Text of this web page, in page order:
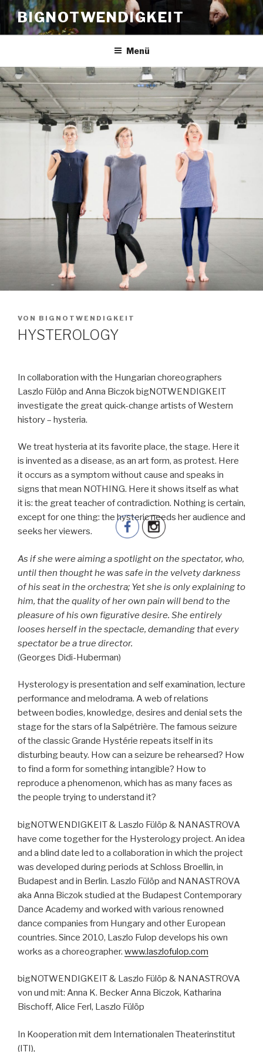
Zum
Inhalt
springen
BIGNOTWENDIGKEIT
Menü
VERÖFFENTLICHT
AM
VON BIGNOTWENDIGKEIT
HYSTEROLOGY
In collaboration with the Hungarian choreographers
Laszlo Fülöp and Anna Biczok bigNOTWENDIGKEIT
investigate the great quick-change artists of Western
history – hysteria.
We treat hysteria at its favorite place, the stage. Here it
is invented as a disease, as an art form, as protest. Here
it occurs as a symptom without cause and speaks in
signs that mean NOTHING. Here it shows itself as what
it is: the great teacher of contradiction. Nothing is certain,
except for one thing: the hysteric needs her audience and
seeks her viewers.
As if she were aiming a spotlight on the spectator, who,
until then thought he was safe in the velvety darkness
of his seat in the orchestra; Yet she is only explaining to
him, that the quality of her own pain will bend to the
pleasure of his own figurative desire. She entirely
looses herself in the spectacle, demanding that every
spectator be a true director.
(Georges Didi-Huberman)
Hysterology is presentation and self examination, lecture
performance and melodrama. A web of relations
between bodies, knowledge, desires and denial sets the
stage for the stars of la Salpétrière. The famous seizure
of the classic Grande Hystérie repeats itself in its
disturbing beauty. How can a seizure be rehearsed? How
to find a form for something intangible? How to
reproduce a phenomenon, which has as many faces as
the people trying to understand it?
bigNOTWENDIGKEIT & Laszlo Fülöp & NANASTROVA
have come together for the Hysterology project. An idea
and a blind date led to a collaboration in which the project
was developed during periods at Schloss Broellin, in
Budapest and in Berlin. Laszlo Fülöp and NANASTROVA
aka Anna Biczok studied at the Budapest Contemporary
Dance Academy and worked with various renowned
dance companies from Hungary and other European
countries. Since 2010, Laszlo Fulop develops his own
works as a choreographer. www.laszlofulop.com
bigNOTWENDIGKEIT & Laszlo Fülöp & NANASTROVA
von und mit: Anna K. Becker Anna Biczok, Katharina
Bischoff, Alice Ferl, Laszlo Fülöp
In Kooperation mit dem Internationalen Theaterinstitut
(ITI),